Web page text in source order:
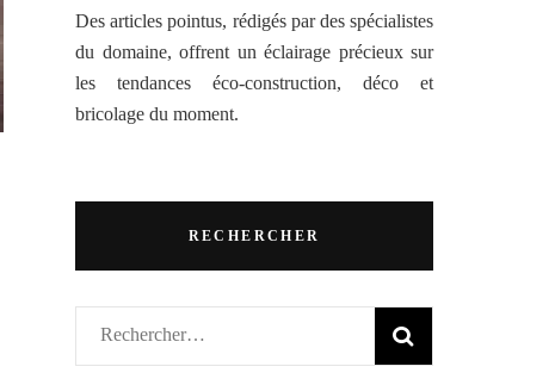
Des articles pointus, rédigés par des spécialistes
du domaine, offrent un éclairage précieux sur
les tendances éco-construction, déco et
bricolage du moment.
RECHERCHER
Rechercher :